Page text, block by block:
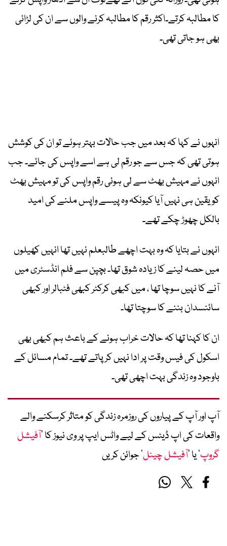
کا مطالبہ کرتے۔اکثر رقم کا مطالبہ کرنے والوں سے ان کی لڑائی
بھی ہو جاتی تھی۔
انہوں نے کہا کہ بعد میں جب حالات بہتر ہوئے تو ان کی کوشش
ہوتی تھی کہ جس سے جو رقم لی ہے اسے واپس کی جائے۔ جب
انہوں نے مہیش بھٹ سے لی ہوئی رقم واپس کی تو مہیش بھٹ
کو یقین ہی نہیں آیا کیونکہ وہ پیسے واپس ملنے کی امید
بالکل چھوڑ چکے تھے۔
انہوں نے بتایا کہ وہ بہت اچھے طالبعلم نہیں تھا انہیں کھیلوں
میں حصہ لینے کا زیادہ شوق تھا۔ بچپن سے فلم انڈسٹری میں
آنے کا نہیں سوچا تھا ، میں کبھی کرکٹر کبھی فٹبالر اور کبھی
سائنسدان بننے کا سوچتا تھا۔
ان کا کہنا تھا کہ حالات خراب ہونے کے باعث ہم کبھی بھی
اسکول کی فیس وقت پر ادا نہیں کر پاتے تھے۔ تمام مسائل کے
باوجود وہ زندگی بہت اچھی تھی۔
آپ اور آپ کے پیاروں کی روزمرہ زندگی کو متاثر کرسکنے والے
واقعات کی اپ ڈیٹس کے لیے واٹس ایپ پر وی نیوز کا ’آفیشل
گروپ‘ یا ’آفیشل چینل‘ جوائن کریں